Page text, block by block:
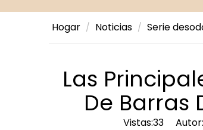
Hogar / Noticias / Serie
Las
De Barras
Vistas:33